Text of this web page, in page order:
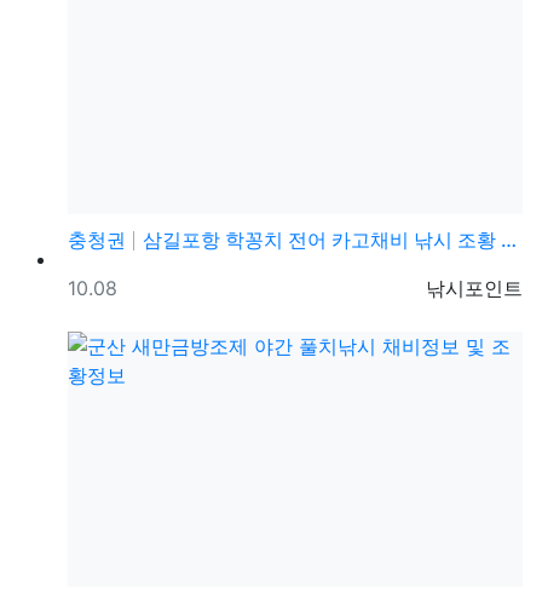
충청권
삼길포항 학꽁치 전어 카고채비 낚시 조황 정보
등록자
낚시포인트
등록일
10.08